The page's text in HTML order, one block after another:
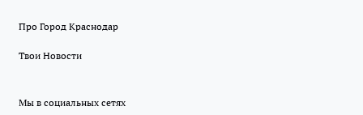
Про Город Краснодар
Твои Новости
Мы в социальных сетях